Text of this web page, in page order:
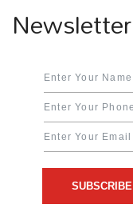
Newsletter
SUBSCRIBE